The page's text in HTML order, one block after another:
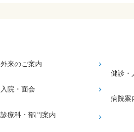
外来のご案内
入院・面会
診療科・部門案内
健診・
病院案